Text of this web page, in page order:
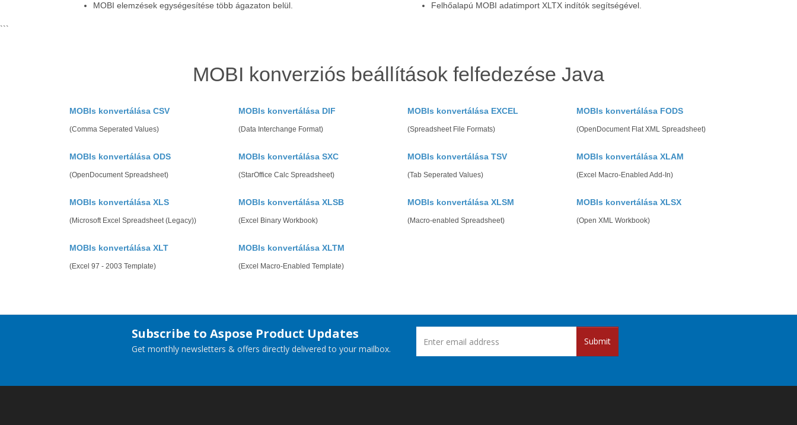
MOBI elemzések egységesítése több ágazaton belül.
Felhőalapú MOBI adatimport XLTX indítók segítségével.
```
MOBI konverziós beállítások felfedezése Java
MOBIs konvertálása CSV
(Comma Seperated Values)
MOBIs konvertálása DIF
(Data Interchange Format)
MOBIs konvertálása EXCEL
(Spreadsheet File Formats)
MOBIs konvertálása FODS
(OpenDocument Flat XML Spreadsheet)
MOBIs konvertálása ODS
(OpenDocument Spreadsheet)
MOBIs konvertálása SXC
(StarOffice Calc Spreadsheet)
MOBIs konvertálása TSV
(Tab Seperated Values)
MOBIs konvertálása XLAM
(Excel Macro-Enabled Add-In)
MOBIs konvertálása XLS
(Microsoft Excel Spreadsheet (Legacy))
MOBIs konvertálása XLSB
(Excel Binary Workbook)
MOBIs konvertálása XLSM
(Macro-enabled Spreadsheet)
MOBIs konvertálása XLSX
(Open XML Workbook)
MOBIs konvertálása XLT
(Excel 97 - 2003 Template)
MOBIs konvertálása XLTM
(Excel Macro-Enabled Template)
Subscribe to Aspose Product Updates
Get monthly newsletters & offers directly delivered to your mailbox.
Submit